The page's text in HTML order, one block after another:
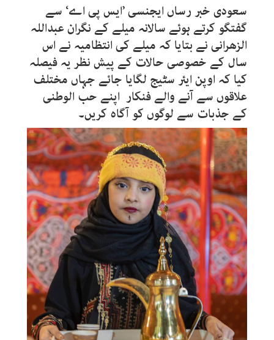
سعودی خبر رساں ایجنسی ’ایس پی اے‘ سے
گفتگو کرتے ہوئے سالانہ میلے کے نگران عبداللہ
الزھرانی نے بتایا کہ میلے کی انتظامیہ نے اس
سال کے خصوصی حالات کے پیش نظر یہ فیصلہ
کیا کہ اوپن ایئر سٹیج لگایا جائے جہاں مختلف
علاقوں سے آنے والے فنکار اپنے حب الوطنی
کے جذبات سے لوگوں کو آگاہ کریں۔